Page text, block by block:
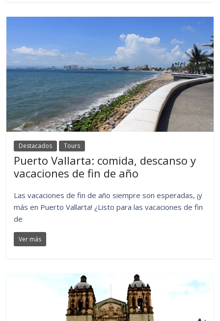
Destacados Tours
Puerto Vallarta: comida, descanso y
vacaciones de fin de año
Las vacaciones de fin de año siempre son esperadas, ¡y
más en Puerto Vallarta! ¿Listo para las vacaciones de fin
de
Ver más